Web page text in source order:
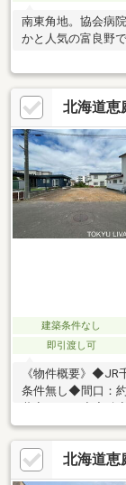
南東角地。協会病
かと人気の富良野
北海道恵
建築条件なし
即引渡し可
《物件概要》
条件無し◆間口：
千歳線「恵庭」
徒歩12分（約930
740m）◆セブンイ
庭南病院 徒歩9分
北海道恵